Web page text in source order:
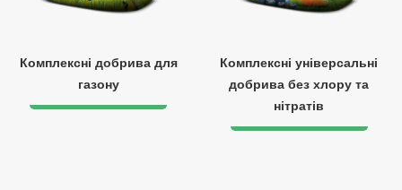
Комплексні добрива для
газону
Комплексні універсальні
добрива без хлору та
нітратів